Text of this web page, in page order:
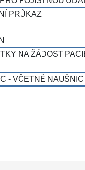
PRŮKAZ
NA ŽÁDOST
- VČETNĚ NAUŠNIC